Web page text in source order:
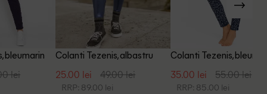
bleumarin
lei
Colanti Tezenis, albastru
25.00 lei 49.00 lei
RRP: 89.00 lei
Colanti Tezenis,
35.00 lei 55.00 lei
RRP: 85.00 lei